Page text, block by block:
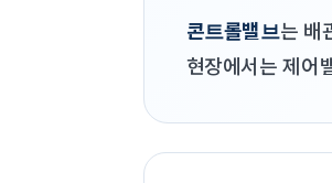
콘트롤밸브는 배
현장에서는 제어